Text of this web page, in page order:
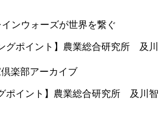
ンウォーズが世界を繋ぐ
楽部アーカイブ
ポイント】農業総合研究所 及川智